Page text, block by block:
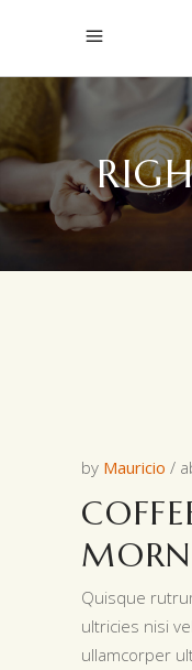
by Mauricio
Quisque
ultricies nisi
ullamcorper